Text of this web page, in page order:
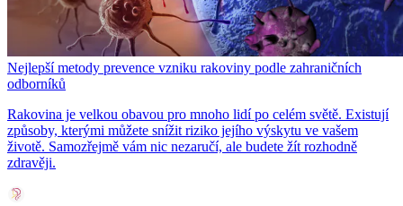
Nejlepší metody prevence vzniku rakoviny podle zahraničních
odborníků
Rakovina je velkou obavou pro mnoho lidí po celém světě. Existují
způsoby, kterými můžete snížit riziko jejího výskytu ve vašem
životě. Samozřejmě vám nic nezaručí, ale budete žít rozhodně
zdravěji.